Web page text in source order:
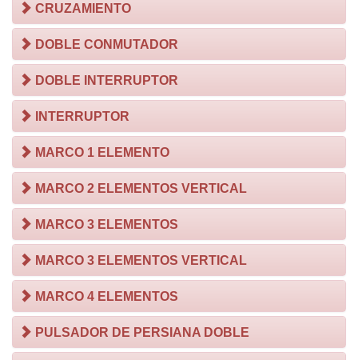
CRUZAMIENTO
DOBLE CONMUTADOR
DOBLE INTERRUPTOR
INTERRUPTOR
MARCO 1 ELEMENTO
MARCO 2 ELEMENTOS VERTICAL
MARCO 3 ELEMENTOS
MARCO 3 ELEMENTOS VERTICAL
MARCO 4 ELEMENTOS
PULSADOR DE PERSIANA DOBLE